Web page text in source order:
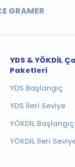
GRAMER
YDS & YÖKDİL
Paketleri
YDS Başlangıç
YDS İleri Seviye
YÖKDİL Başlangıç
YÖKDİL İleri